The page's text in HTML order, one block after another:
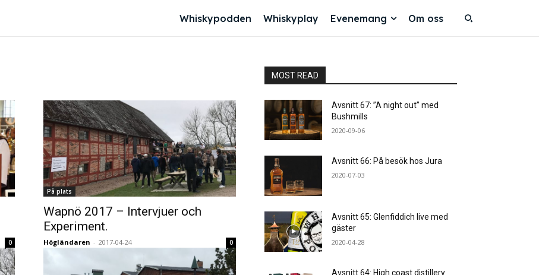
Whiskypodden Whiskyplay Evenemang Om oss
0
På plats
Wapnö 2017 – Intervjuer och
Experiment.
Högländaren - 2017-04-24 0
MOST READ
Avsnitt 67: ”A night out” med
Bushmills
2020-09-06
Avsnitt 66: På besök hos Jura
2020-07-03
Avsnitt 65: Glenfiddich live med
gäster
2020-04-28
Avsnitt 64: High coast distillery